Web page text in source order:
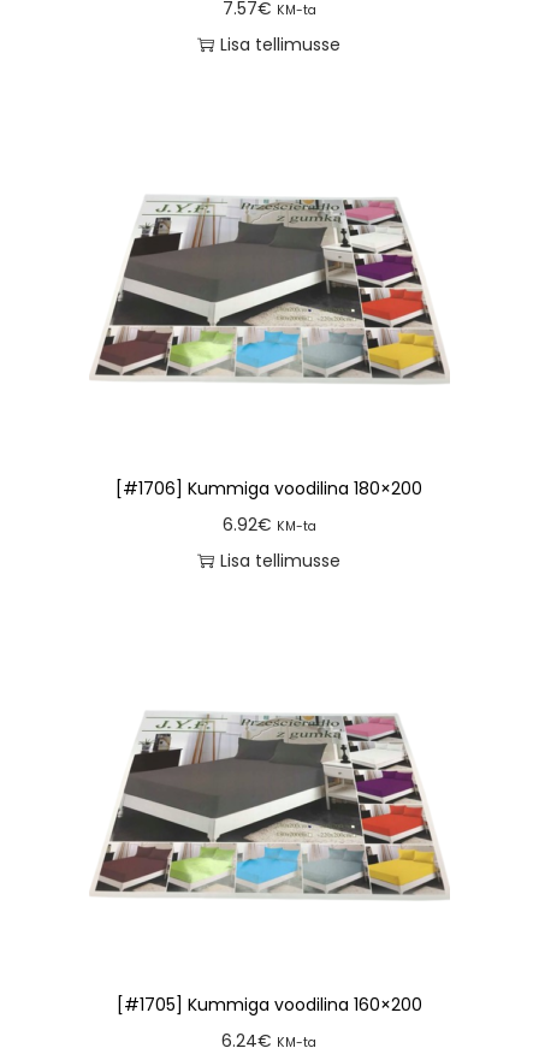
7.57€ KM-ta
Lisa tellimusse
[#1706] Kummiga voodilina 180×200
6.92€ KM-ta
Lisa tellimusse
[#1705] Kummiga voodilina 160×200
6.24€ KM-ta